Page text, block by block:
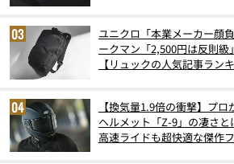
ユニクロ「本業メーカー顔
ークマン「2,500円は反則
【リュックの人気記事ラン
【換気量1.9倍の衝撃】プ
ヘルメット「Z-9」の凄さ
高速ライドも超快適な傑作